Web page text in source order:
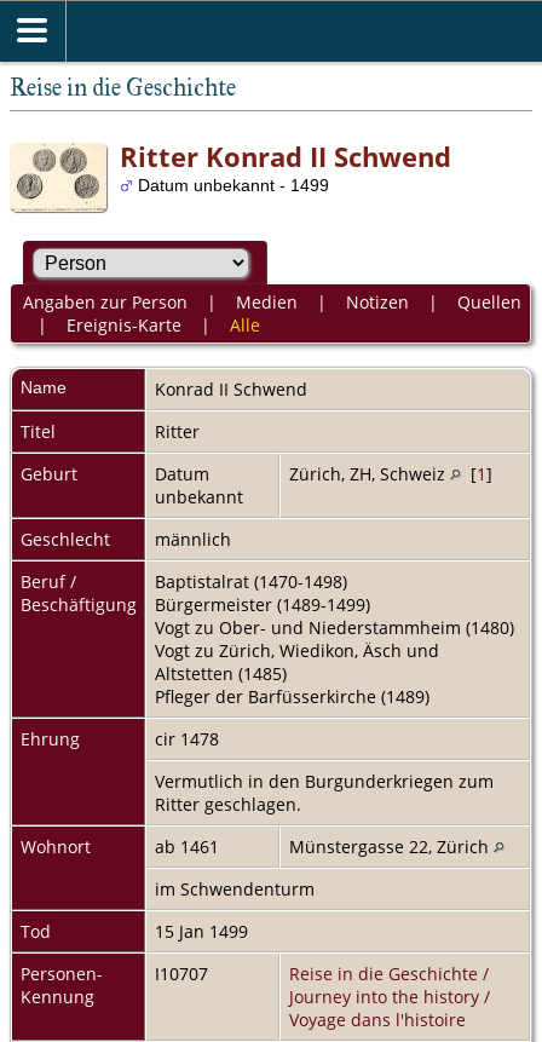
Reise in die Geschichte
Ritter Konrad II Schwend
Datum unbekannt - 1499
Angaben zur Person | Medien | Notizen | Quellen
| Ereignis-Karte| Alle
Name Konrad II Schwend
Titel
Ritter
Geburt
Datum
unbekannt
Zürich, ZH, Schweiz [1]
Geschlecht
männlich
Beruf /
Beschäftigung
Baptistalrat (1470-1498)
Bürgermeister (1489-1499)
Vogt zu Ober- und Niederstammheim (1480)
Vogt zu Zürich, Wiedikon, Äsch und
Altstetten (1485)
Pfleger der Barfüsserkirche (1489)
Ehrung
cir 1478
Vermutlich in den Burgunderkriegen zum
Ritter geschlagen.
Wohnort
ab 1461
Münstergasse 22, Zürich
im Schwendenturm
Tod
15 Jan 1499
Personen-
Kennung
I10707
Reise in die Geschichte /
Journey into the history /
Voyage dans l'histoire